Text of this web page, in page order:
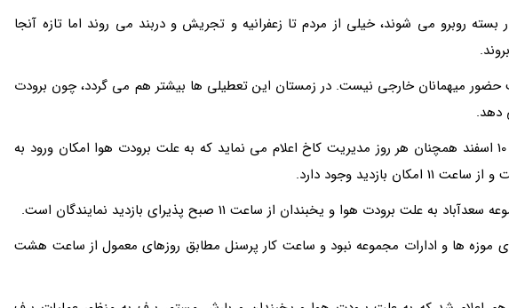
بسته روبرو می شوند، خیلی از مردم تا زعفرانیه و تجریش و دربند می روند اما تازه آنجا
حضور میهمانان خارجی نیست. در زمستان این تعطیلی ها بیشتر هم می گردد، چون برودت
دهد.
سال جاری هم از روز 7 اسفند تا امروز 10 اسفند همچنان هر روز مدیریت کاخ اعلام می نماید که به علت برودت هوا امکان ورود به
وجود دارد.
برودت هوا و یخبندان از ساعت 11 صبح پذیرای بازدید نمایندگان است.
موزه ها و ادارات مجموعه نبود و ساعت کار پرسنل مطابق روزهای معمول از ساعت هشت